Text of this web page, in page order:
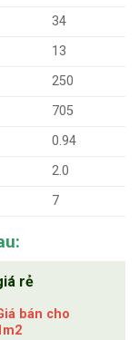
34
13
250
705
0.94
2.0
7
rẻ
bán cho